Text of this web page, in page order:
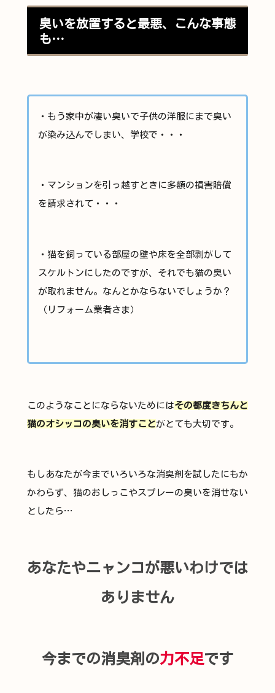
臭いを放置すると最悪、こんな事態
も…
・もう家中が凄い臭いで子供の洋服にまで臭い
が染み込んでしまい、学校で・・・
・マンションを引っ越すときに多額の損害賠償
を請求されて・・・
・猫を飼っている部屋の壁や床を全部剥がして
スケルトンにしたのですが、それでも猫の臭い
が取れません。なんとかならないでしょうか？
（リフォーム業者さま）
このようなことにならないためにはその都度きちんと
猫のオシッコの臭いを消すことがとても大切です。
もしあなたが今までいろいろな消臭剤を試したにもか
かわらず、猫のおしっこやスプレーの臭いを消せない
としたら…
あなたやニャンコが悪いわけでは
ありません
今までの消臭剤の力不足です